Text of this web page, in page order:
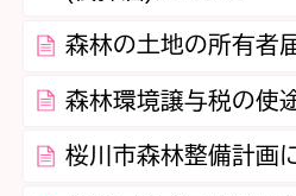
森林の土地の所有者
森林環境譲与税の使
桜川市森林整備計画